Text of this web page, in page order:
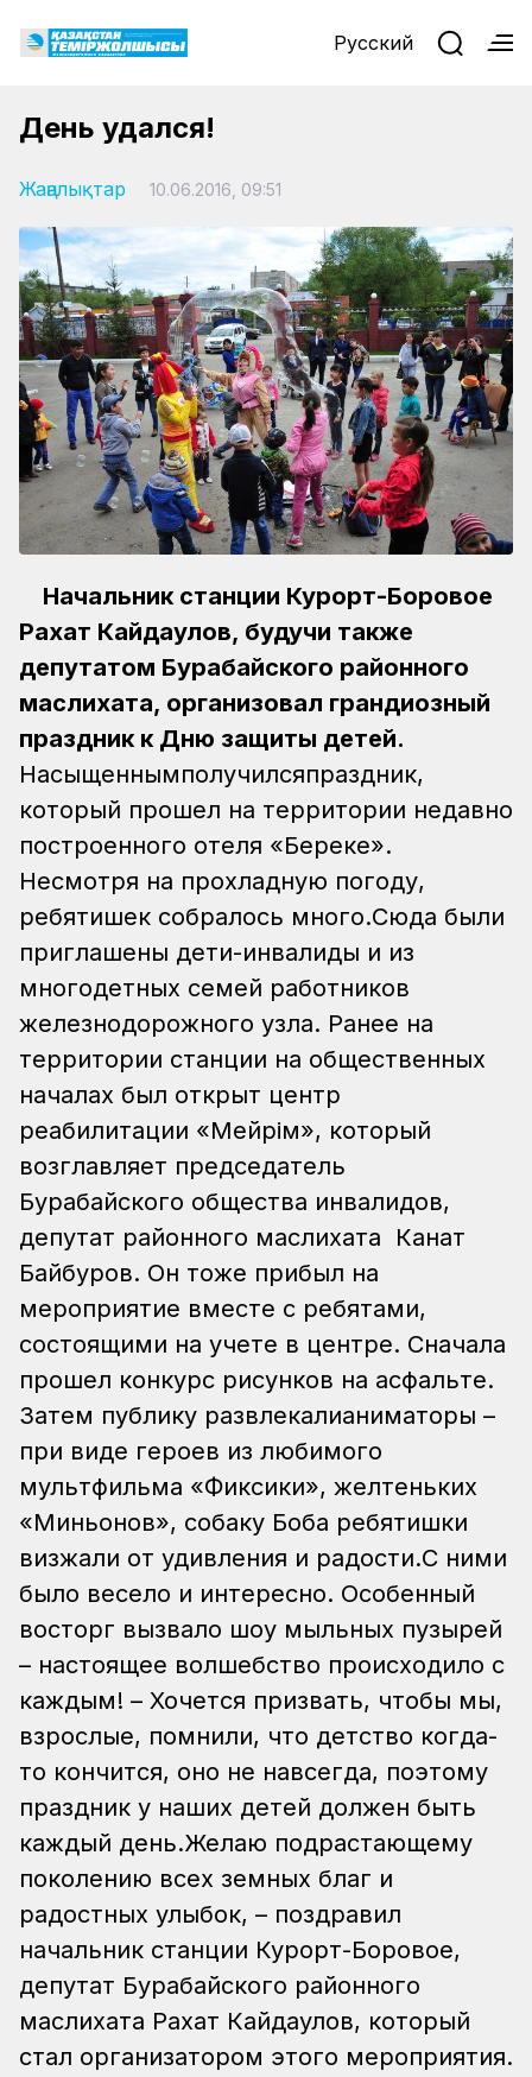
Русский
День удался!
Жаңалықтар 10.06.2016, 09:51
Начальник станции Курорт-Боровое
Рахат Кайдаулов, будучи также
депутатом Бурабайского районного
маслихата, организовал грандиозный
праздник к Дню защиты детей.
Насыщеннымполучилсяпраздник,
который прошел на территории недавно
построенного отеля «Береке».
Несмотря на прохладную погоду,
ребятишек собралось много.Сюда были
приглашены дети-инвалиды и из
многодетных семей работников
железнодорожного узла. Ранее на
территории станции на общественных
началах был открыт центр
реабилитации «Мейрім», который
возглавляет председатель
Бурабайского общества инвалидов,
депутат районного маслихата Канат
Байбуров. Он тоже прибыл на
мероприятие вместе с ребятами,
состоящими на учете в центре. Сначала
прошел конкурс рисунков на асфальте.
Затем публику развлекалианиматоры –
при виде героев из любимого
мультфильма «Фиксики», желтеньких
«Миньонов», собаку Боба ребятишки
визжали от удивления и радости.С ними
было весело и интересно. Особенный
восторг вызвало шоу мыльных пузырей
– настоящее волшебство происходило с
каждым! – Хочется призвать, чтобы мы,
взрослые, помнили, что детство когда-
то кончится, оно не навсегда, поэтому
праздник у наших детей должен быть
каждый день.Желаю подрастающему
поколению всех земных благ и
радостных улыбок, – поздравил
начальник станции Курорт-Боровое,
депутат Бурабайского районного
маслихата Рахат Кайдаулов, который
стал организатором этого мероприятия.